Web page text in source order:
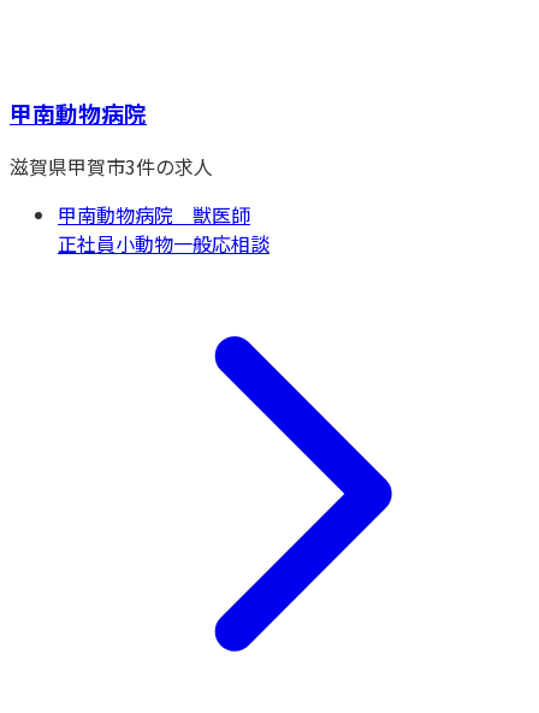
甲南動物病院
滋賀県甲賀市3件の求人
甲南動物病院 獣医師
正社員小動物一般応相談